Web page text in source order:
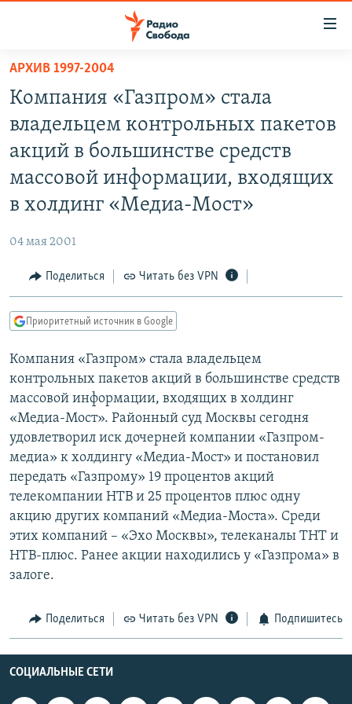
упрощенного
доступа
основному
содержанию
главной
Вернутся
поиску
АВТОРСКИЕ ПРОЕКТЫ
ЦИТАТЫ СВОБОДЫ
МНЕНИЯ
КАВКАЗ.РЕАЛИИ
СЕВЕР.РЕАЛИИ
РАСПИСАНИЕ ВЕЩАНИЯ
ПОДПИШИТЕСЬ НА РАССЫЛКУ
СОЦИАЛЬНЫЕ СЕТИ
Все сайты РСЕ/РС
АРХИВ 1997-2004
Компания «Газпром» стала
владельцем контрольных пакетов
акций в большинстве средств
массовой информации, входящих
в холдинг «Медиа-Мост»
04 мая 2001
Поделиться Читать без VPN
Приоритетный источник в Google
Компания «Газпром» стала владельцем
контрольных пакетов акций в большинстве средств
массовой информации, входящих в холдинг
«Медиа-Мост». Районный суд Москвы сегодня
удовлетворил иск дочерней компании «Газпром-
медиа» к холдингу «Медиа-Мост» и постановил
передать «Газпрому» 19 процентов акций
телекомпании НТВ и 25 процентов плюс одну
акцию других компаний «Медиа-Моста». Среди
этих компаний – «Эхо Москвы», телеканалы ТНТ и
НТВ-плюс. Ранее акции находились у «Газпрома» в
залоге.
Поделиться Читать без VPN Подпишитесь
СОЦИАЛЬНЫЕ СЕТИ